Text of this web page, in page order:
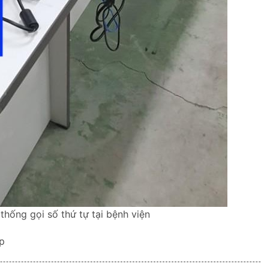
gọi số thứ tự tại bệnh viện